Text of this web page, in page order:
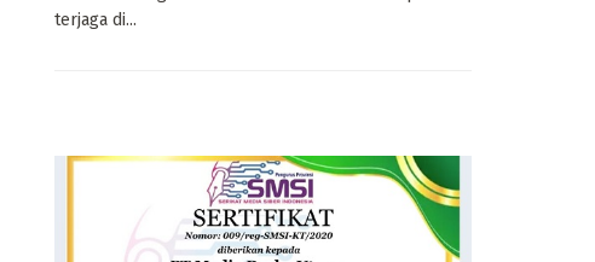
terjaga di...